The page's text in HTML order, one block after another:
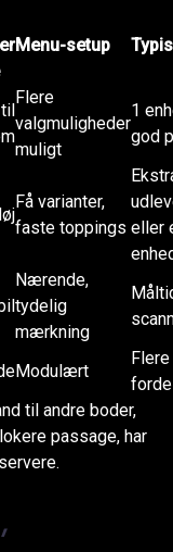
Menu-setup
Flere
valgmuligheder
muligt
1
god
Få varianter,
faste toppings eller
Nærende,
tydelig
mærkning
Modulært
til andre boder,
passage, har